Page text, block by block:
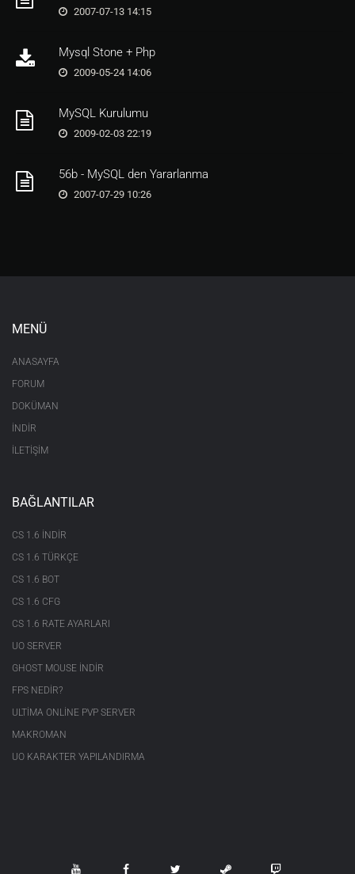
2007-07-13 14:15
Mysql Stone + Php
2009-05-24 14:06
MySQL Kurulumu
2009-02-03 22:19
56b - MySQL den Yararlanma
2007-07-29 10:26
MENÜ
ANASAYFA
FORUM
DOKÜMAN
İNDİR
İLETİŞİM
BAĞLANTILAR
CS 1.6 INDIR
CS 1.6 TÜRKÇE
CS 1.6 BOT
CS 1.6 CFG
CS 1.6 RATE AYARLARI
UO SERVER
GHOST MOUSE INDIR
FPS NEDIR?
ULTIMA ONLINE PVP SERVER
MAKROMAN
UO KARAKTER YAPILANDIRMA